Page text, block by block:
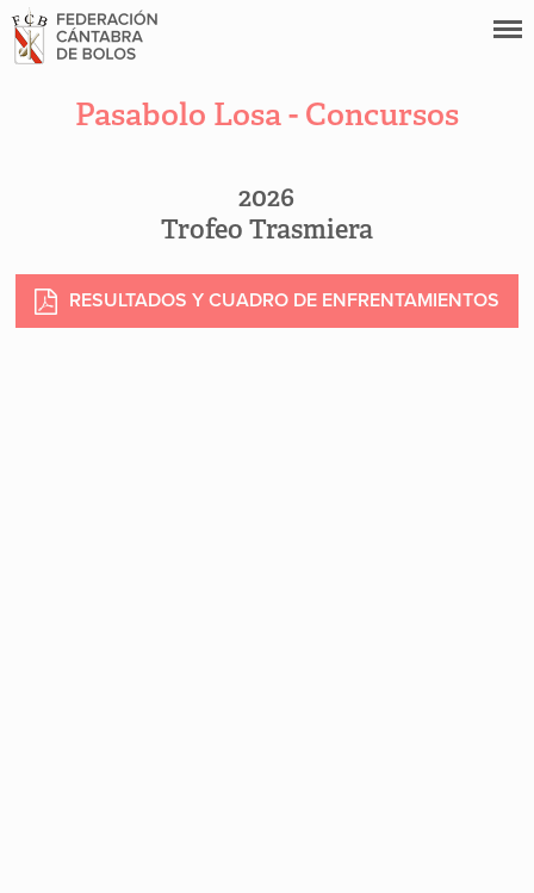
Pasabolo Losa - Concursos
2026
Trofeo Trasmiera
RESULTADOS Y CUADRO DE ENFRENTAMIENTOS